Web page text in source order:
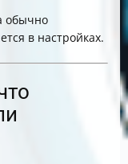
обычно
в настройках.